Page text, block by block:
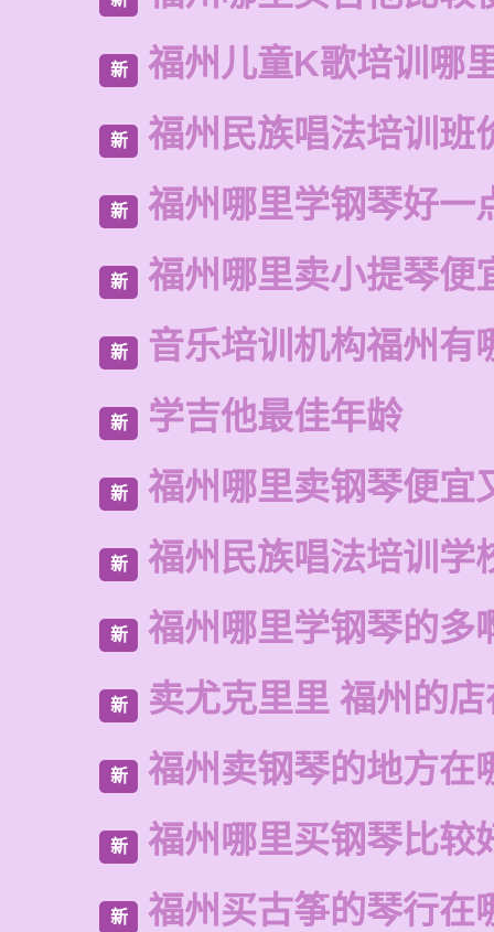
新 福州儿童K歌培训哪
新 福州民族唱法培训班
新 福州哪里学钢琴好一
新 福州哪里卖小提琴便
新 音乐培训机构福州有
新 学吉他最佳年龄
新 福州哪里卖钢琴便宜
新 福州民族唱法培训学
新 福州哪里学钢琴的多
新 卖尤克里里 福州的
新 福州卖钢琴的地方在
新 福州哪里买钢琴比较
新 福州买古筝的琴行在